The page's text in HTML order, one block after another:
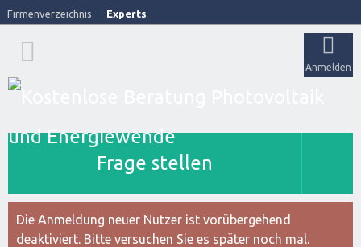
Firmenverzeichnis Experts
Anmelden
Frage stellen
Die Anmeldung neuer Nutzer ist vorübergehend
deaktiviert. Bitte versuchen Sie es später noch mal.